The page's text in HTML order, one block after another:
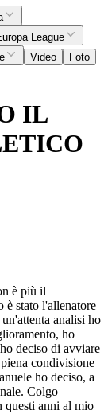
League
Video
Foto
IL
è più il
è stato l'allenatore
analisi ho
ho
deciso di avviare
condivisione
ho deciso, a
Colgo
questi anni al mio